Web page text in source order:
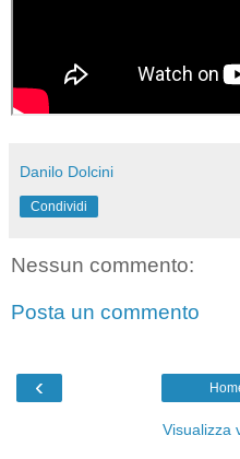
Danilo Dolcini
Condividi
Nessun commento:
Posta un commento
‹
Visualizza